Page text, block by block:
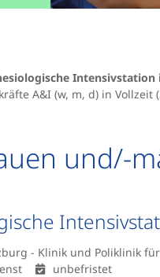
und/-
- Klinik und Poliklinik
unbefristet
A&I (w, m, d) in